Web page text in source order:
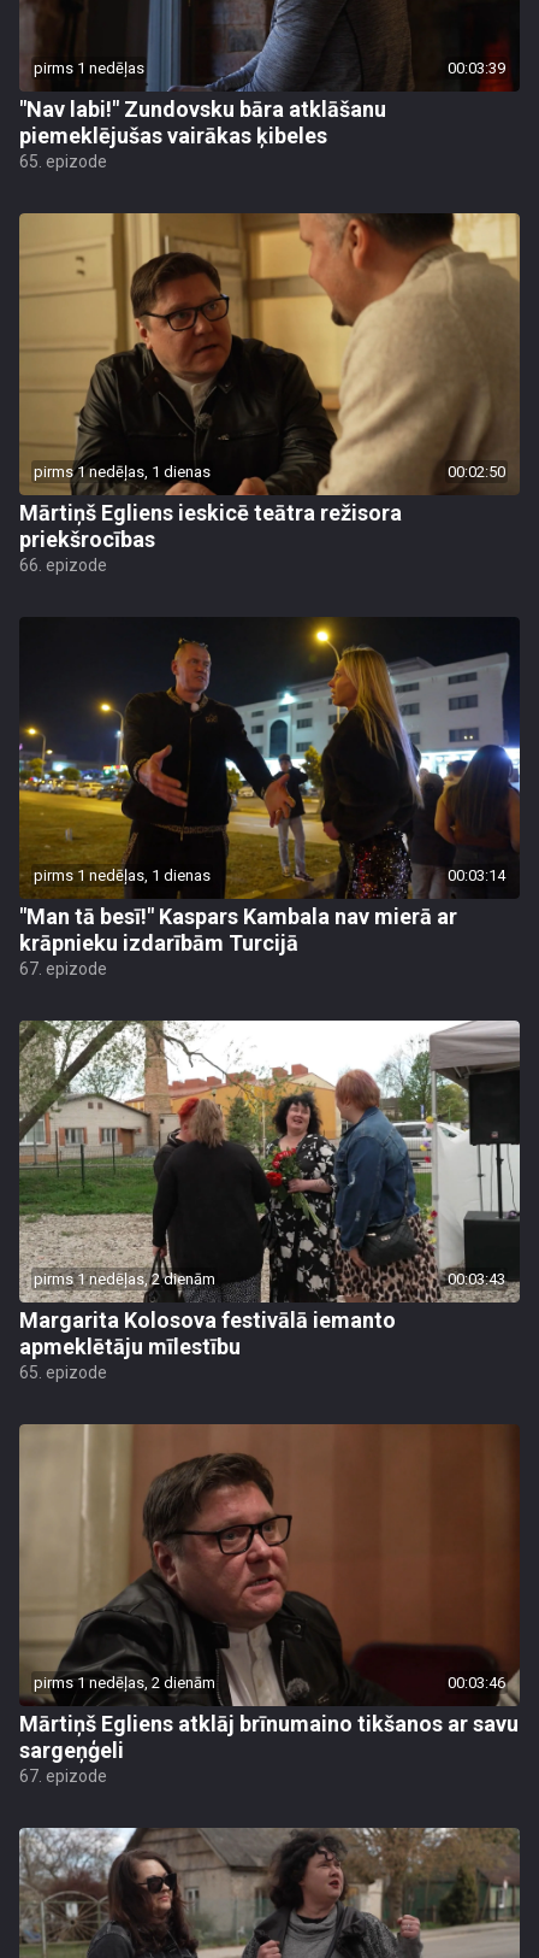
pirms 1 nedēļas 00:03:39
"Nav labi!" Zundovsku bāra atklāšanu
piemeklējušas vairākas ķibeles
65. epizode
pirms 1 nedēļas, 1 dienas 00:02:50
Mārtiņš Egliens ieskicē teātra režisora
priekšrocības
66. epizode
pirms 1 nedēļas, 1 dienas 00:03:14
"Man tā besī!" Kaspars Kambala nav mierā ar
krāpnieku izdarībām Turcijā
67. epizode
pirms 1 nedēļas, 2 dienām 00:03:43
Margarita Kolosova festivālā iemanto
apmeklētāju mīlestību
65. epizode
pirms 1 nedēļas, 2 dienām 00:03:46
Mārtiņš Egliens atklāj brīnumaino tikšanos ar savu
sargeņģeli
67. epizode